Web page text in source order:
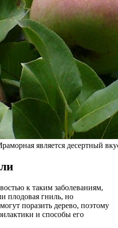
является десертный
к таким заболеваниям,
плодовая гниль, но
поразить дерево, поэтому
и способы его